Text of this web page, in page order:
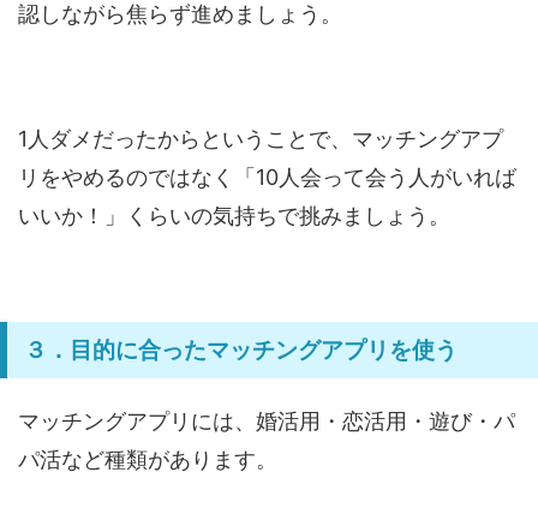
認しながら焦らず進めましょう。
1人ダメだったからということで、マッチングアプ
リをやめるのではなく「10人会って会う人がいれば
いいか！」くらいの気持ちで挑みましょう。
３．目的に合ったマッチングアプリを使う
マッチングアプリには、婚活用・恋活用・遊び・パ
パ活など種類があります。